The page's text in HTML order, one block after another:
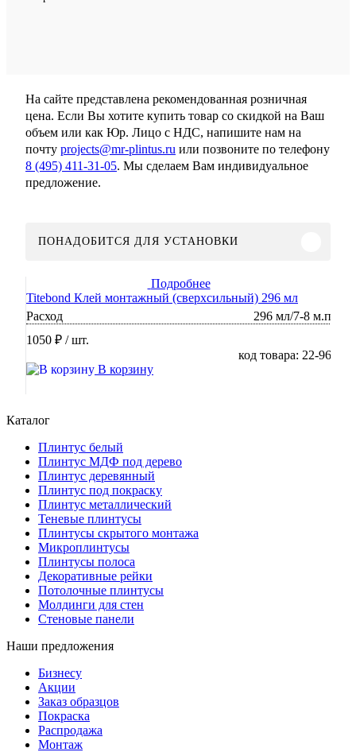
На сайте представлена рекомендованная розничная
цена. Если Вы хотите купить товар со скидкой на Ваш
объем или как Юр. Лицо с НДС, напишите нам на
почту projects@mr-plintus.ru или позвоните по телефону
8 (495) 411-31-05. Мы сделаем Вам индивидуальное
предложение.
ПОНАДОБИТСЯ ДЛЯ УСТАНОВКИ
Подробнее
Titebond Клей монтажный (сверхсильный) 296 мл
Расход
296 мл/7-8 м.п
1050 ₽ / шт.
код товара: 22-96
В корзину
Каталог
Плинтус белый
Плинтус МДФ под дерево
Плинтус деревянный
Плинтус под покраску
Плинтус металлический
Теневые плинтусы
Плинтусы скрытого монтажа
Микроплинтусы
Плинтусы полоса
Декоративные рейки
Потолочные плинтусы
Молдинги для стен
Стеновые панели
Наши предложения
Бизнесу
Акции
Заказ образцов
Покраска
Распродажа
Монтаж